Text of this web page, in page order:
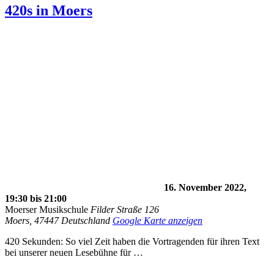
420s in Moers
16. November 2022,
19:30 bis 21:00
Moerser Musikschule Filder Straße 126
Moers 47447 Deutschland Google Karte anzeigen
420 Sekunden: So viel Zeit haben die Vortragenden für ihren Text
bei unserer neuen Lesebühne für …